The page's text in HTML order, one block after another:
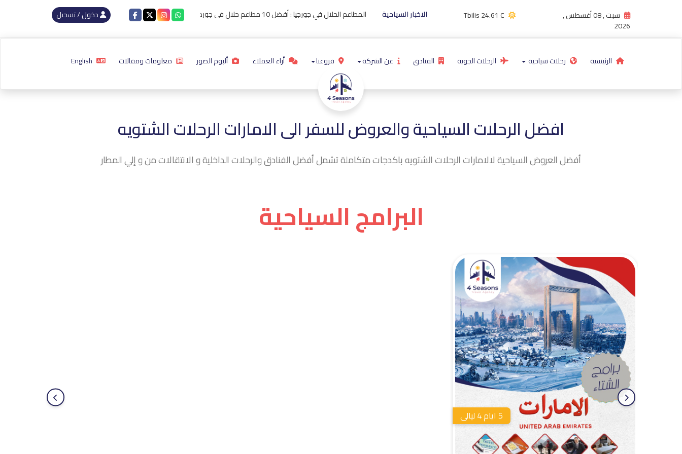
سبت , 08 أغسطس ,
2026
Tbilis24.61 C الاخبار السياحية المطاعم الحلال في جورجيا : أفضل 10 مطاعم حلال فى جورجيا لعام 2024 دخول / تسجيل
الرئيسية رحلات سياحية الرحلات الجوية الفنادق عن الشركة فروعنا أراء العملاء ألبوم الصور معلومات ومقالات
افضل الرحلات السياحية والعروض للسفر الى الامارات الرحلات الشتويه
أفضل العروض السياحية لالامارات الرحلات الشتويه باكدجات متكاملة تشمل أفضل الفنادق والرحلات الداخلية و الانتقالات من و إلي المطار
البرامج السياحية
5 ايام 4 ليالى